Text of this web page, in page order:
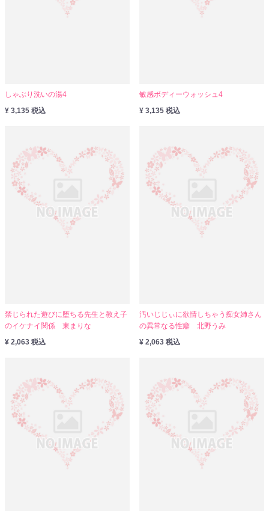
しゃぶり洗いの湯4
¥ 3,135 税込
敏感ボディーウォッシュ4
¥ 3,135 税込
禁じられた遊びに堕ちる先生と教え子
のイケナイ関係 東まりな
¥ 2,063 税込
汚いじじぃに欲情しちゃう痴女姉さん
の異常なる性癖 北野うみ
¥ 2,063 税込